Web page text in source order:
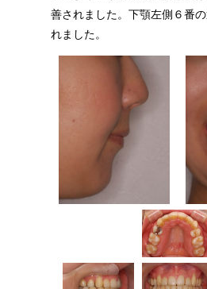
善されました。下顎左側６番
れました。